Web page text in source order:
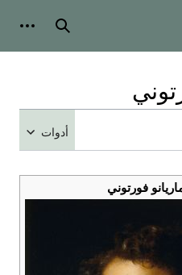
بحث
أدوات
فورتوني